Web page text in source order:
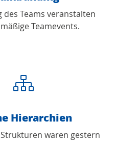
des Teams veranstalten
Teamevents.
Hierarchien
waren gestern